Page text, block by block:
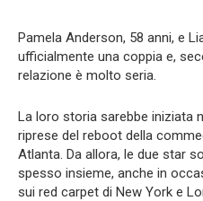
Pamela Anderson, 58 anni, e
ufficialmente una coppia e,
relazione è molto seria.
La loro storia sarebbe iniziata
riprese del reboot della
Atlanta. Da allora, le due star
spesso insieme, anche in
sui red carpet di New York e